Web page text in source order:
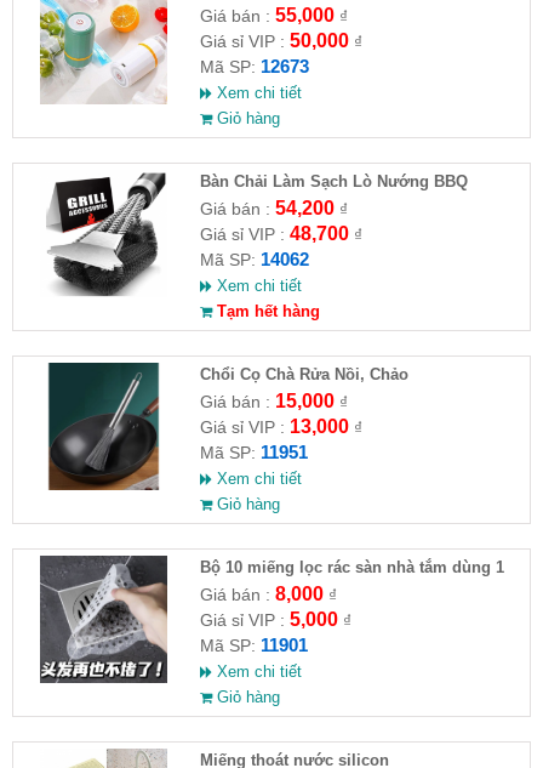
Giá bán : 55,000₫
Giá sỉ VIP : 50,000₫
Mã SP: 12673
Xem chi tiết
Giỏ hàng
Bàn Chải Làm Sạch Lò Nướng BBQ
Giá bán : 54,200₫
Giá sỉ VIP : 48,700₫
Mã SP: 14062
Xem chi tiết
Tạm hết hàng
Chổi Cọ Chà Rửa Nồi, Chảo
Giá bán : 15,000₫
Giá sỉ VIP : 13,000₫
Mã SP: 11951
Xem chi tiết
Giỏ hàng
Bộ 10 miếng lọc rác sàn nhà tắm dùng 1
lần
Giá bán : 8,000₫
Giá sỉ VIP : 5,000₫
Mã SP: 11901
Xem chi tiết
Giỏ hàng
Miếng thoát nước silicon